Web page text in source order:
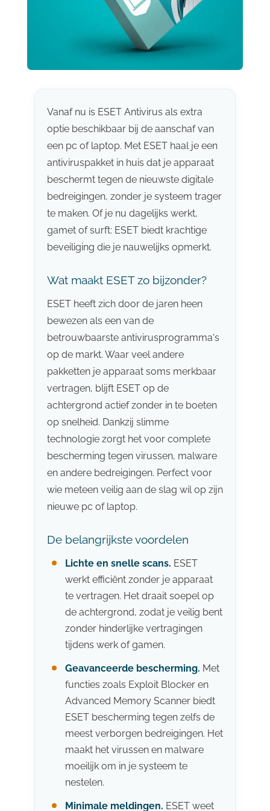
Vanaf nu is ESET Antivirus als extra
optie beschikbaar bij de aanschaf van
een pc of laptop. Met ESET haal je een
antiviruspakket in huis dat je apparaat
beschermt tegen de nieuwste digitale
bedreigingen, zonder je systeem trager
te maken. Of je nu dagelijks werkt,
gamet of surft: ESET biedt krachtige
beveiliging die je nauwelijks opmerkt.
Wat maakt ESET zo bijzonder?
ESET heeft zich door de jaren heen
bewezen als een van de
betrouwbaarste antivirusprogramma's
op de markt. Waar veel andere
pakketten je apparaat soms merkbaar
vertragen, blijft ESET op de
achtergrond actief zonder in te boeten
op snelheid. Dankzij slimme
technologie zorgt het voor complete
bescherming tegen virussen, malware
en andere bedreigingen. Perfect voor
wie meteen veilig aan de slag wil op zijn
nieuwe pc of laptop.
De belangrijkste voordelen
Lichte en snelle scans. ESET
werkt efficiënt zonder je apparaat
te vertragen. Het draait soepel op
de achtergrond, zodat je veilig bent
zonder hinderlijke vertragingen
tijdens werk of gamen.
Geavanceerde bescherming. Met
functies zoals Exploit Blocker en
Advanced Memory Scanner biedt
ESET bescherming tegen zelfs de
meest verborgen bedreigingen. Het
maakt het virussen en malware
moeilijk om in je systeem te
nestelen.
Minimale meldingen. ESET weet